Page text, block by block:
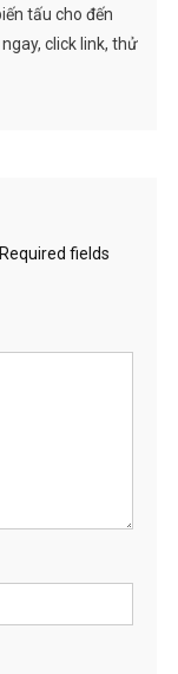
tấu cho đến
click link, thử
Required fields